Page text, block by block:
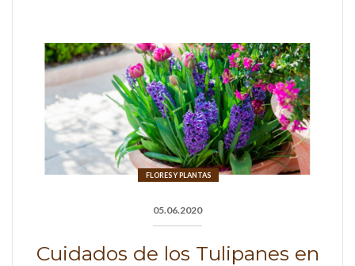
FLORES Y PLANTAS
05.06.2020
Cuidados de los Tulipanes en